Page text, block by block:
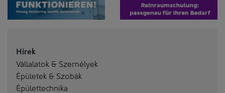
Hírek
Vállalatok & Személyek
Épületek & Szobák
Épülettechnika